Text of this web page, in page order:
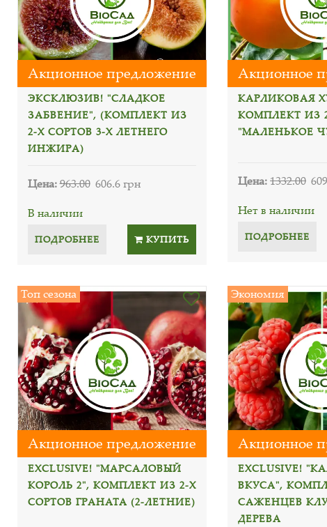
Акционное предложение
ЭКСКЛЮЗИВ! "СЛАДКОЕ
ЗАБВЕНИЕ", (КОМПЛЕКТ ИЗ
2-Х СОРТОВ 3-Х ЛЕТНЕГО
ИНЖИРА)
Цена:963.00 606.6 грн
В наличии
ПОДРОБНЕЕ КУПИТЬ
Акционное
КАРЛИКОВАЯ
КОМПЛЕКТ ИЗ
"МАЛЕНЬКОЕ
Цена:1332.00
Нет в наличии
ПОДРОБНЕЕ
Топ сезона
Акционное предложение
EXCLUSIVE! "МАРСАЛОВЫЙ
КОРОЛЬ 2", КОМПЛЕКТ ИЗ 2-Х
СОРТОВ ГРАНАТА (2-ЛЕТНИЕ)
Экономия
Акционное
EXCLUSIVE!
ВКУСА",
САЖЕНЦЕВ
ДЕРЕВА